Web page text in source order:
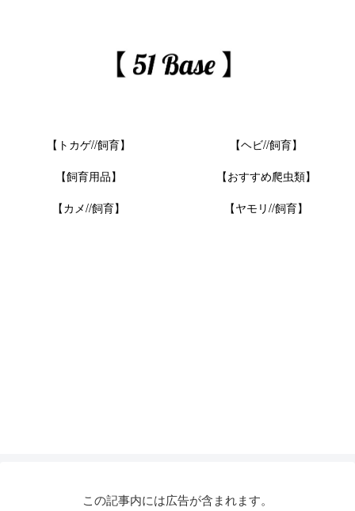
【トカゲ//飼育】
【ヘビ//飼育】
【飼育用品】
【おすすめ爬虫類】
【カメ//飼育】
【ヤモリ//飼育】
この記事内には広告が含まれます。